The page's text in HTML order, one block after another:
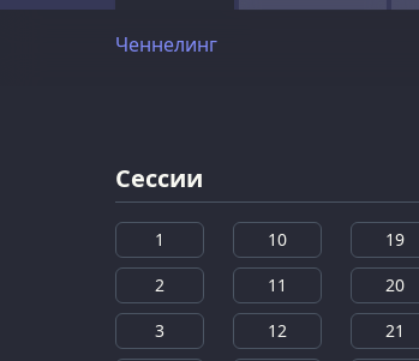
Ченнелинг
Сессии
1
2
3
10
11
12
19
20
21